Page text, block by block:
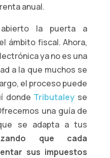
anual.
la puerta a
ámbito fiscal. Ahora,
ya no es una
a la que muchos se
el proceso puede
donde Tributaley se
una guía de
se adapta a tus
que cada
sus impuestos